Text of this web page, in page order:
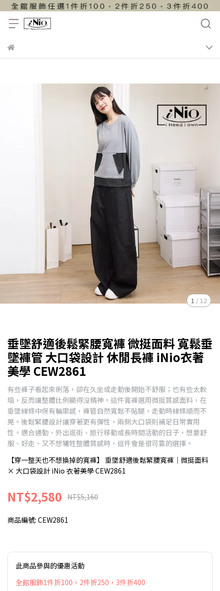
1 /12
垂墜舒適後鬆緊腰寬褲 微挺面料 寬鬆垂
墜褲管 大口袋設計 休閒長褲 iNio衣著
美學 CEW2861
有些褲子看起來俐落，卻在久坐或走動後開始不舒服；也有些太軟
塌，反而讓整體比例顯得沒精神。這件寬褲選用微挺質感面料，在
垂墜線條中保有輪廓感，褲管自然寬鬆不貼腿，走動時線條順而不
晃。後鬆緊腰設計讓穿著更有彈性，兩側大口袋則補足日常實用
性。適合通勤、外出逛街、旅行移動或長時間活動的日子，想要舒
服、好走、又不想犧牲整體質感時，這件會是很可靠的選擇。
【穿一整天也不想換掉的寬褲】 垂墜舒適後鬆緊腰寬褲｜微挺面料
× 大口袋設計 iNio 衣著美學 CEW2861
NT$2,580 NT$5,160
商品編號: CEW2861
此商品參與的優惠活動
全館服飾1件折100，2件折250，3件折400